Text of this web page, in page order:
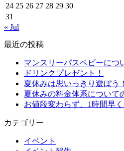
24 25 26 27 28 29 30
31
« Jul
最近の投稿
マンスリーパスベビーにつ
ドリンクプレゼント！
夏休みは思いっきり遊ぼう
夏休みの料金体系について
お値段変わらず、1
カテゴリー
イベント